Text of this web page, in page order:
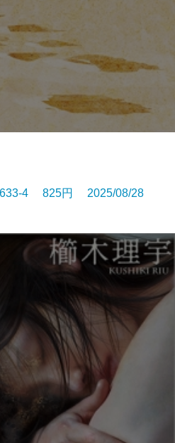
4 825円 2025/08/28